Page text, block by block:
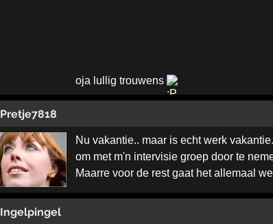
oja lullig trouwens
Pretje7818
Nu vakantie.. maar is echt werk
om met m'n intervisie groep door te
Maarre voor de rest gaat het allemaal
Ingelpingel